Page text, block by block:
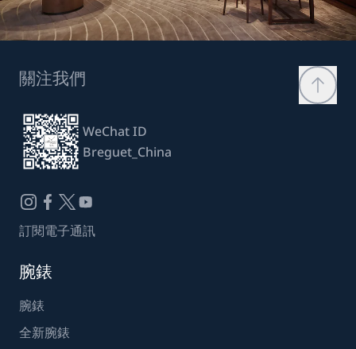
關注我們
WeChat ID
Breguet_China
訂閱電子通訊
腕錶
腕錶
全新腕錶